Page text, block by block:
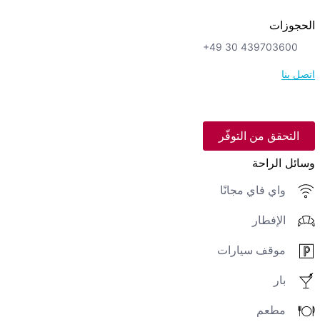
الحجوزات
+49 30 439703600
اتصل بنا
التحقق من التوفّر
وسائل الراحة
واي فاي مجانًا
الإفطار
موقف سيارات
بار
مطعم